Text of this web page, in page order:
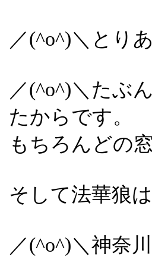
／(^o^)＼とり
／(^o^)＼たぶ
たからです。
もちろんどの
そして法華狼
／(^o^)＼神奈